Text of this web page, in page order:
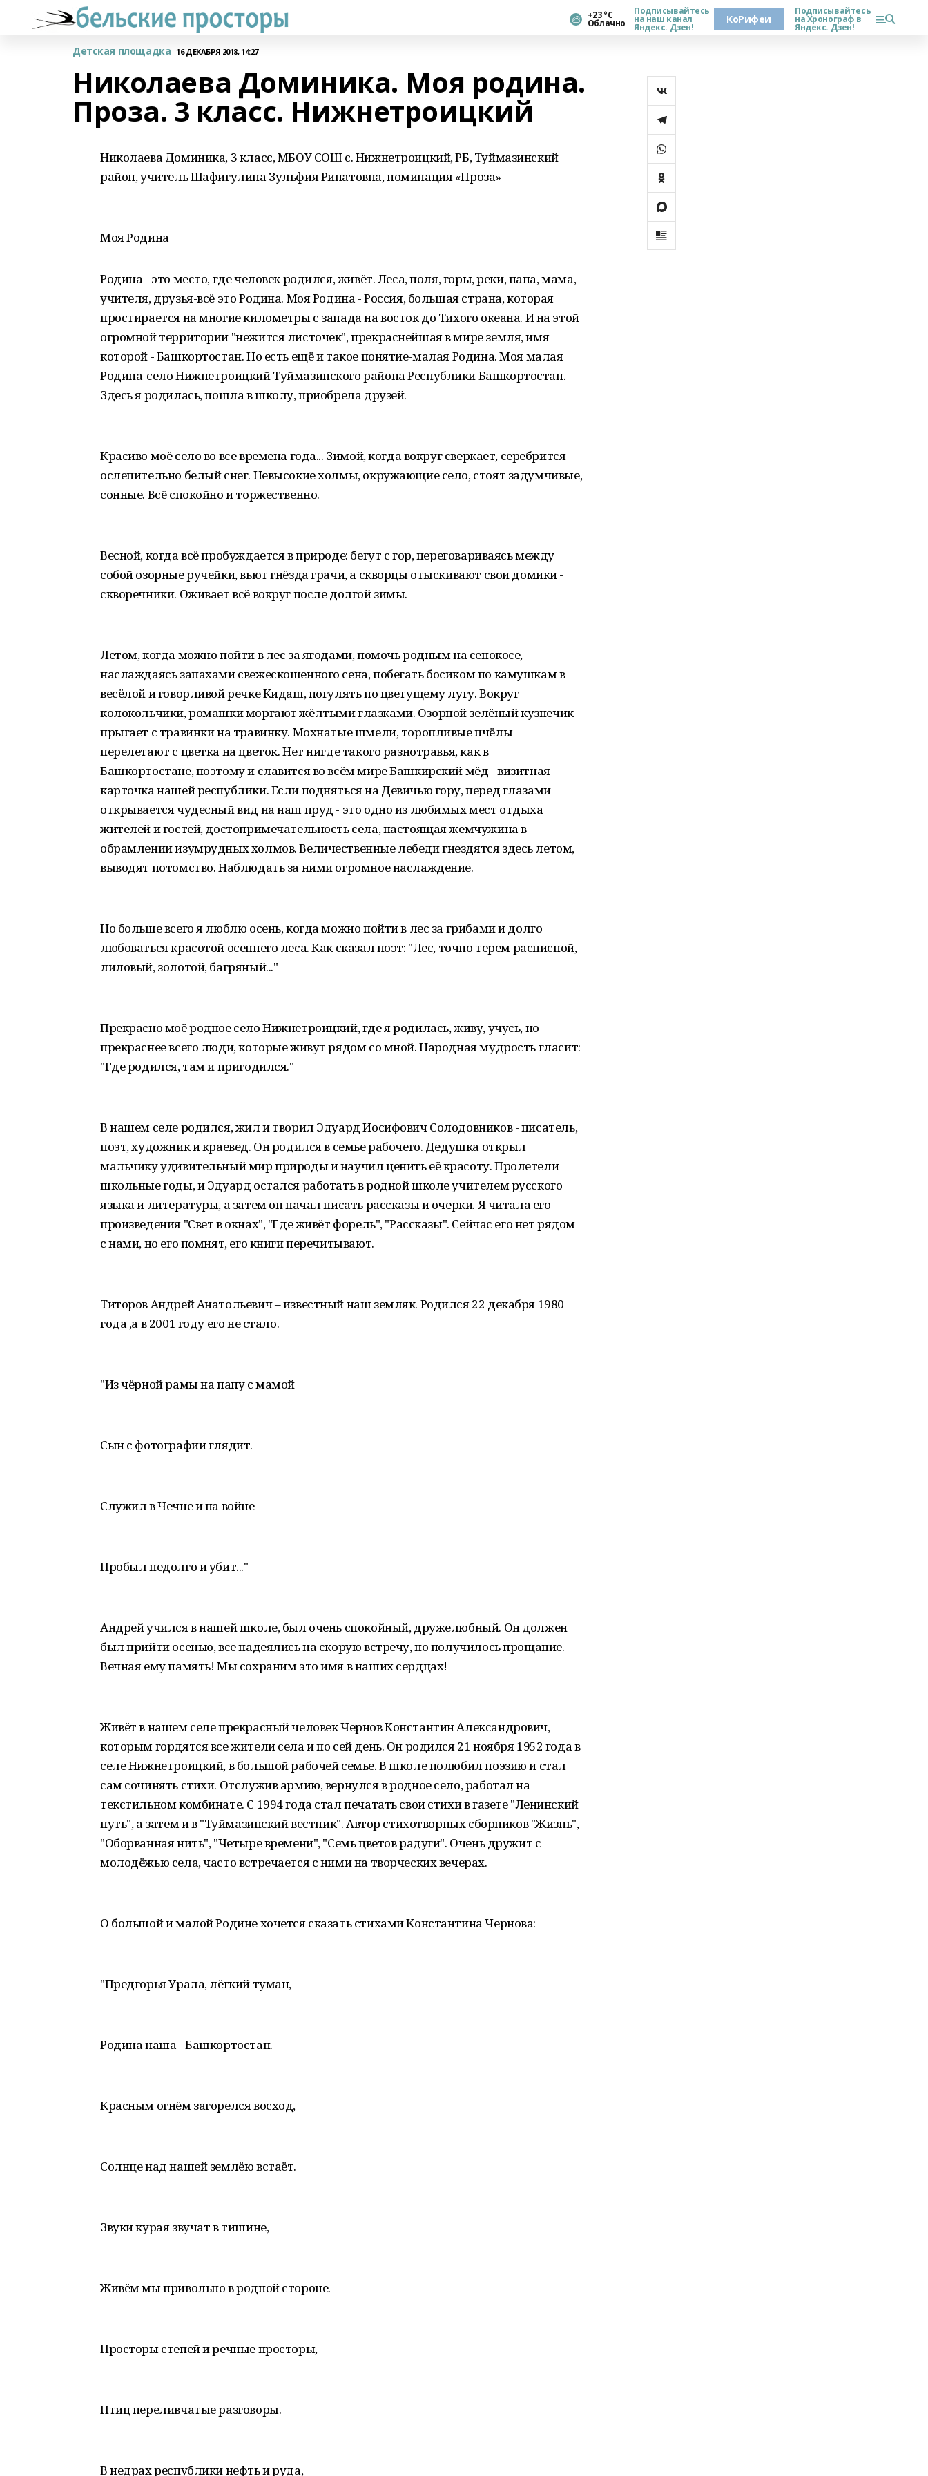
+23 °С
Облачно
Подписывайтесь
на наш канал
Яндекс. Дзен!
КоРифеи
Подписывайтесь
на Хронограф в
Яндекс. Дзен!
Детская площадка 16 ДЕКАБРЯ 2018, 14:27
Николаева Доминика. Моя родина.
Проза. 3 класс. Нижнетроицкий
Николаева Доминика, 3 класс, МБОУ СОШ с. Нижнетроицкий, РБ, Туймазинский
район, учитель Шафигулина Зульфия Ринатовна, номинация «Проза»
Моя Родина
Родина - это место, где человек родился, живёт. Леса, поля, горы, реки, папа, мама,
учителя, друзья-всё это Родина. Моя Родина - Россия, большая страна, которая
простирается на многие километры с запада на восток до Тихого океана. И на этой
огромной территории "нежится листочек", прекраснейшая в мире земля, имя
которой - Башкортостан. Но есть ещё и такое понятие-малая Родина. Моя малая
Родина-село Нижнетроицкий Туймазинского района Республики Башкортостан.
Здесь я родилась, пошла в школу, приобрела друзей.
Красиво моё село во все времена года... Зимой, когда вокруг сверкает, серебрится
ослепительно белый снег. Невысокие холмы, окружающие село, стоят задумчивые,
сонные. Всё спокойно и торжественно.
Весной, когда всё пробуждается в природе: бегут с гор, переговариваясь между
собой озорные ручейки, вьют гнёзда грачи, а скворцы отыскивают свои домики -
скворечники. Оживает всё вокруг после долгой зимы.
Летом, когда можно пойти в лес за ягодами, помочь родным на сенокосе,
наслаждаясь запахами свежескошенного сена, побегать босиком по камушкам в
весёлой и говорливой речке Кидаш, погулять по цветущему лугу. Вокруг
колокольчики, ромашки моргают жёлтыми глазками. Озорной зелёный кузнечик
прыгает с травинки на травинку. Мохнатые шмели, торопливые пчёлы
перелетают с цветка на цветок. Нет нигде такого разнотравья, как в
Башкортостане, поэтому и славится во всём мире Башкирский мёд - визитная
карточка нашей республики. Если подняться на Девичью гору, перед глазами
открывается чудесный вид на наш пруд - это одно из любимых мест отдыха
жителей и гостей, достопримечательность села, настоящая жемчужина в
обрамлении изумрудных холмов. Величественные лебеди гнездятся здесь летом,
выводят потомство. Наблюдать за ними огромное наслаждение.
Но больше всего я люблю осень, когда можно пойти в лес за грибами и долго
любоваться красотой осеннего леса. Как сказал поэт: "Лес, точно терем расписной,
лиловый, золотой, багряный..."
Прекрасно моё родное село Нижнетроицкий, где я родилась, живу, учусь, но
прекраснее всего люди, которые живут рядом со мной. Народная мудрость гласит:
"Где родился, там и пригодился."
В нашем селе родился, жил и творил Эдуард Иосифович Солодовников - писатель,
поэт, художник и краевед. Он родился в семье рабочего. Дедушка открыл
мальчику удивительный мир природы и научил ценить её красоту. Пролетели
школьные годы, и Эдуард остался работать в родной школе учителем русского
языка и литературы, а затем он начал писать рассказы и очерки. Я читала его
произведения "Свет в окнах", "Где живёт форель", "Рассказы". Сейчас его нет рядом
с нами, но его помнят, его книги перечитывают.
Титоров Андрей Анатольевич – известный наш земляк. Родился 22 декабря 1980
года ,а в 2001 году его не стало.
"Из чёрной рамы на папу с мамой
Сын с фотографии глядит.
Служил в Чечне и на войне
Пробыл недолго и убит..."
Андрей учился в нашей школе, был очень спокойный, дружелюбный. Он должен
был прийти осенью, все надеялись на скорую встречу, но получилось прощание.
Вечная ему память! Мы сохраним это имя в наших сердцах!
Живёт в нашем селе прекрасный человек Чернов Константин Александрович,
которым гордятся все жители села и по сей день. Он родился 21 ноября 1952 года в
селе Нижнетроицкий, в большой рабочей семье. В школе полюбил поэзию и стал
сам сочинять стихи. Отслужив армию, вернулся в родное село, работал на
текстильном комбинате. С 1994 года стал печатать свои стихи в газете "Ленинский
путь", а затем и в "Туймазинский вестник". Автор стихотворных сборников "Жизнь",
"Оборванная нить", "Четыре времени", "Семь цветов радуги". Очень дружит с
молодёжью села, часто встречается с ними на творческих вечерах.
О большой и малой Родине хочется сказать стихами Константина Чернова:
"Предгорья Урала, лёгкий туман,
Родина наша - Башкортостан.
Красным огнём загорелся восход,
Солнце над нашей землёю встаёт.
Звуки курая звучат в тишине,
Живём мы привольно в родной стороне.
Просторы степей и речные просторы,
Птиц переливчатые разговоры.
В недрах республики нефть и руда,